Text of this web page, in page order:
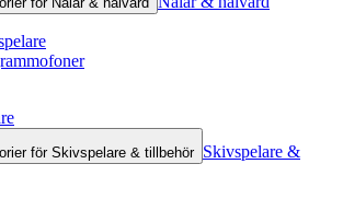
för Skivspelare & tillbehör Skivspelare &